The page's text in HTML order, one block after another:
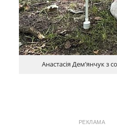
Анастасія Дем’янчук
РЕКЛАМА